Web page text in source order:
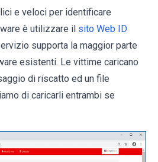
e veloci per identificare
è utilizzare il sito Web ID
supporta la maggior parte
esistenti. Le vittime caricano
di riscatto ed un file
di caricarli entrambi se